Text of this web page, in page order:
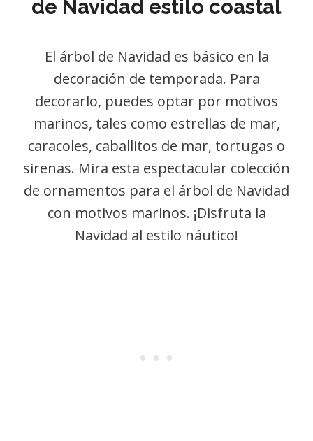
de Navidad estilo coastal
El árbol de Navidad es básico en la
decoración de temporada. Para
decorarlo, puedes optar por motivos
marinos, tales como estrellas de mar,
caracoles, caballitos de mar, tortugas o
sirenas. Mira esta espectacular colección
de ornamentos para el árbol de Navidad
con motivos marinos. ¡Disfruta la
Navidad al estilo náutico!